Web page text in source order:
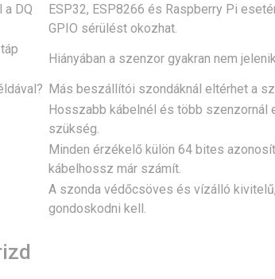
DQ
ESP32, ESP8266 és Raspberry Pi
GPIO sérülést okozhat.
Hiányában a szenzor gyakran nem
Más beszállítói szondáknál eltérhet a
Hosszabb kábelnél és több
szükség.
Minden érzékelő külön 64 bites
kábelhossz már számít.
A szonda védőcsöves és vízálló
gondoskodni kell.